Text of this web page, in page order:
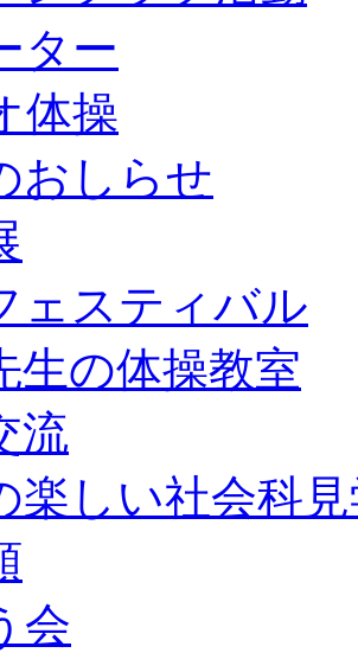
ター
体操
おしらせ
ェスティバル
生の体操教室
流
楽しい社会科
会